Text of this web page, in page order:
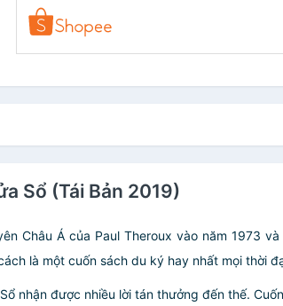
Sổ (Tái Bản 2019)
Châu Á của Paul Theroux vào năm 1973
là một cuốn sách du ký hay nhất mọi thời
nhận được nhiều lời tán thưởng đến thế.